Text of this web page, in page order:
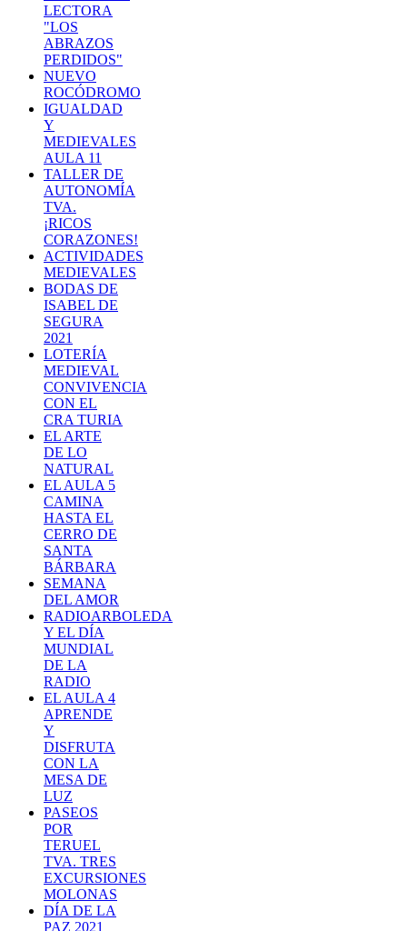
LECTORA
"LOS
ABRAZOS
PERDIDOS"
NUEVO
ROCÓDROMO
IGUALDAD
Y
MEDIEVALES
AULA 11
TALLER DE
AUTONOMÍA
TVA.
¡RICOS
CORAZONES!
ACTIVIDADES
MEDIEVALES
BODAS DE
ISABEL DE
SEGURA
2021
LOTERÍA
MEDIEVAL
CONVIVENCIA
CON EL
CRA TURIA
EL ARTE
DE LO
NATURAL
EL AULA 5
CAMINA
HASTA EL
CERRO DE
SANTA
BÁRBARA
SEMANA
DEL AMOR
RADIOARBOLEDA
Y EL DÍA
MUNDIAL
DE LA
RADIO
EL AULA 4
APRENDE
Y
DISFRUTA
CON LA
MESA DE
LUZ
PASEOS
POR
TERUEL
TVA. TRES
EXCURSIONES
MOLONAS
DÍA DE LA
PAZ 2021